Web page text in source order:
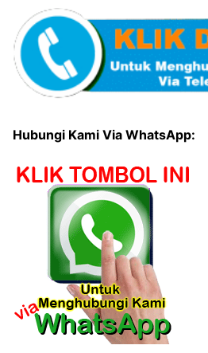
Hubungi Kami Via WhatsApp: